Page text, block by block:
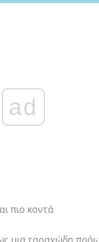
ad
πιο κοντά